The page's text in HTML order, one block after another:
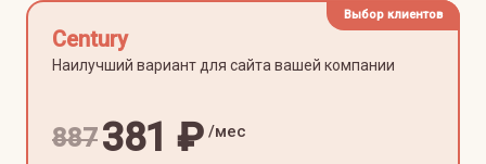
Выбор клиентов
Century
Наилучший вариант для сайта вашей компании
887381 ₽ /мес